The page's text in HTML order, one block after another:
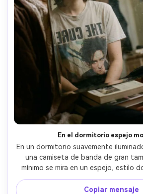
En el dormitorio espejo
En un dormitorio suavemente
una camiseta de banda de gran
mínimo se mira en un espejo, estilo
escaneo Portra 400 de 35 mm con
neblina, sensación Olympus OM-
Copiar mensaje